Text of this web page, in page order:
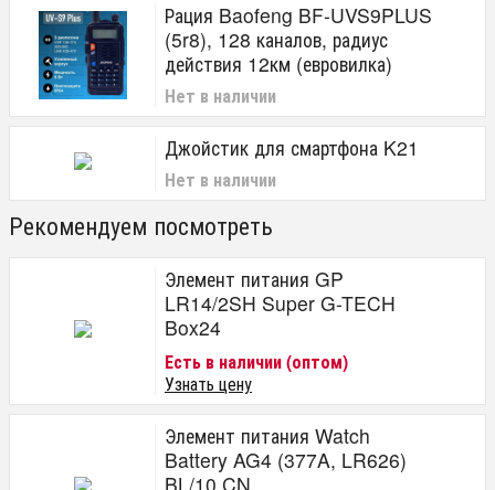
Рация Baofeng BF-UVS9PLUS
(5r8), 128 каналов, радиус
действия 12км (евровилка)
Нет в наличии
Джойстик для смартфона K21
Нет в наличии
Рекомендуем посмотреть
Элемент питания GP
LR14/2SH Super G-TECH
Box24
Есть в наличии (оптом)
Узнать цену
Элемент питания Watch
Battery AG4 (377A, LR626)
BL/10 CN